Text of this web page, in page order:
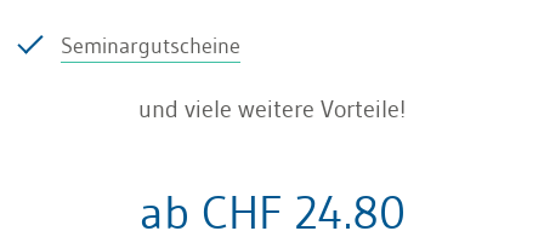
Adresse der Temporärfirma und der
und Art der Arbeit
Seminargutscheine
und viele weitere Vorteile!
ab CHF 24.80